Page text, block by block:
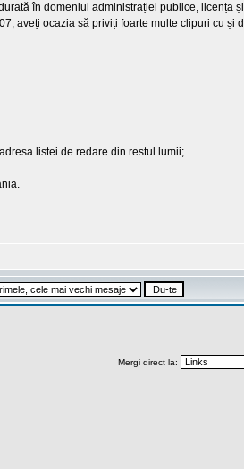
în domeniul administrației publice, licența
aveți ocazia să priviți foarte multe clipuri cu
listei de redare din restul lumii;
Mergi direct la: